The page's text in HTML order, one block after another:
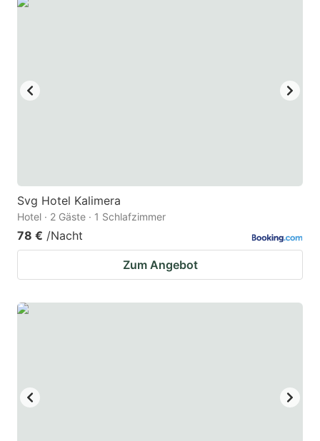
Svg Hotel Kalimera
Hotel · 2 Gäste · 1 Schlafzimmer
78 € /Nacht
Zum Angebot